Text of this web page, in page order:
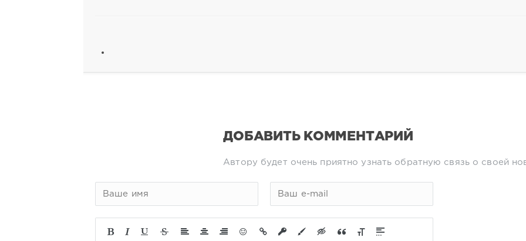
ДОБАВИТЬ КОММЕНТАРИЙ
Автору будет очень приятно узнать обратную связь о своей